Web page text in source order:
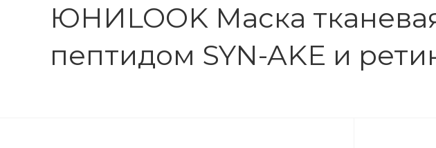
ЮНИLOOK Маска
пептидом SYN-AKE и